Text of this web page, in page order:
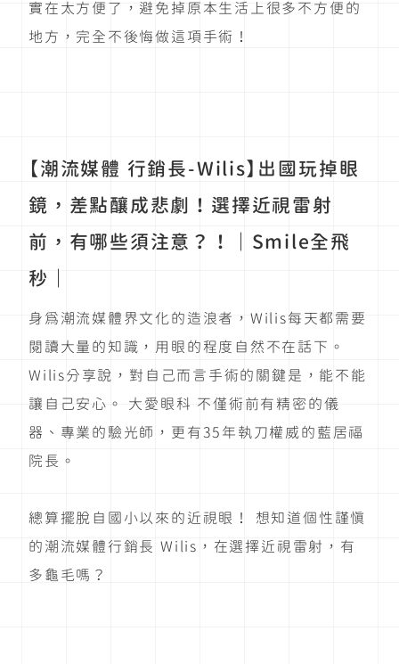
實在太方便了，避免掉原本生活上很多不方便的
地方，完全不後悔做這項手術！
【潮流媒體 行銷長-Wilis】出國玩掉眼
鏡，差點釀成悲劇！選擇近視雷射
前，有哪些須注意？！｜Smile全飛
秒｜
身為潮流媒體界文化的造浪者，Wilis每天都需要
閱讀大量的知識，用眼的程度自然不在話下。
Wilis分享說，對自己而言手術的關鍵是，能不能
讓自己安心。 大愛眼科 不僅術前有精密的儀
器、專業的驗光師，更有35年執刀權威的藍居福
院長。
總算擺脫自國小以來的近視眼！ 想知道個性謹慎
的潮流媒體行銷長 Wilis，在選擇近視雷射，有
多龜毛嗎？